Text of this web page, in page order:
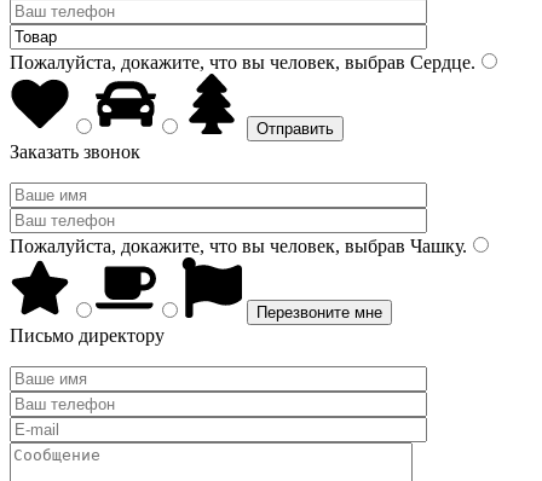
Пожалуйста, докажите, что вы человек, выбрав Сердце.
Заказать звонок
Пожалуйста, докажите, что вы человек, выбрав Чашку.
Письмо директору